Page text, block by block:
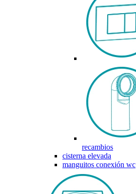
recambios
cisterna elevada
manguitos conexión wc